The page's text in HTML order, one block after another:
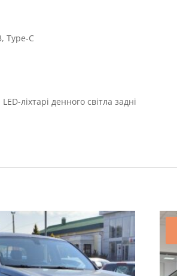
Type-C
ліхтарі денного світла задні